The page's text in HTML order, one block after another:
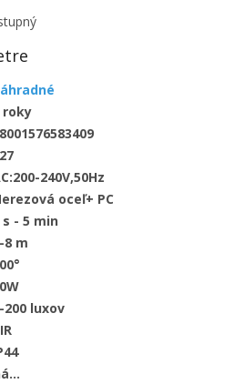
roky
240V,50Hz
oceľ+ PC
s - 5 min
8 m
200 luxov